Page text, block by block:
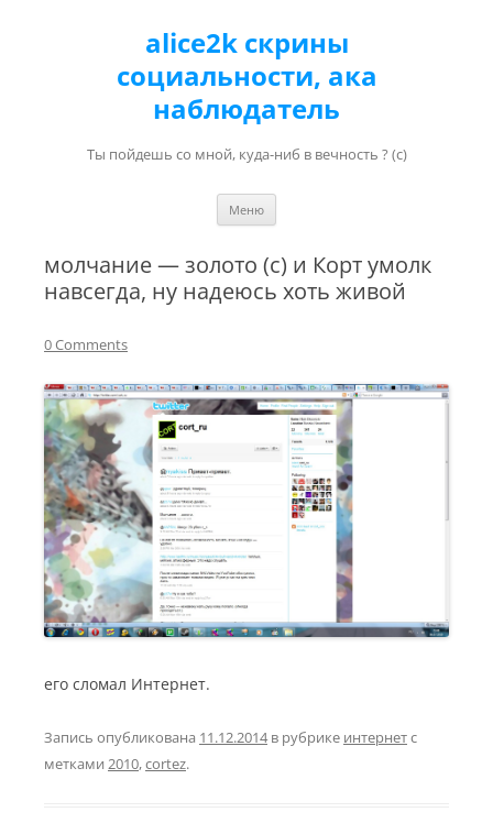
alice2k скрины
социальности, ака
наблюдатель
Ты пойдешь со мной, куда-ниб в вечность ? (с)
Меню
молчание — золото (с) и Корт умолк
навсегда, ну надеюсь хоть живой
0 Comments
его сломал Интернет.
Запись опубликована 11.12.2014в рубрике интернетс
метками 2010,cortez.